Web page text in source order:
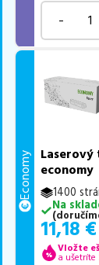
-
Economy
Laserový
economy
1400
Na
(
11,18 €
Vložte
a ušetríte